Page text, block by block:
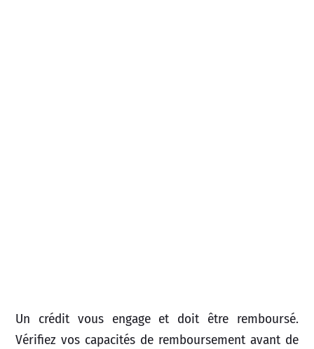
Un crédit vous engage et doit être remboursé.
Vérifiez vos capacités de remboursement avant de